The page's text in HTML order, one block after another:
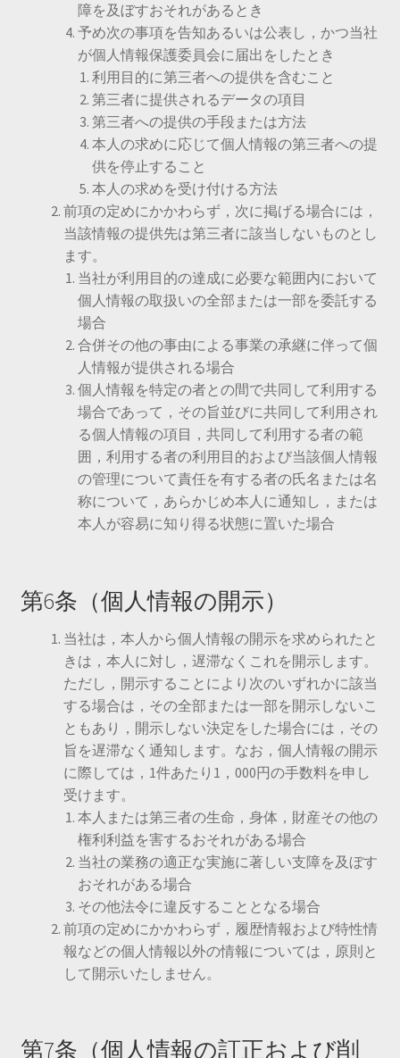
障を及ぼすおそれがあるとき
予め次の事項を告知あるいは公表し，かつ当社
が個人情報保護委員会に届出をしたとき
利用目的に第三者への提供を含むこと
第三者に提供されるデータの項目
第三者への提供の手段または方法
本人の求めに応じて個人情報の第三者への提
供を停止すること
本人の求めを受け付ける方法
前項の定めにかかわらず，次に掲げる場合には，
当該情報の提供先は第三者に該当しないものとし
ます。
当社が利用目的の達成に必要な範囲内において
個人情報の取扱いの全部または一部を委託する
場合
合併その他の事由による事業の承継に伴って個
人情報が提供される場合
個人情報を特定の者との間で共同して利用する
場合であって，その旨並びに共同して利用され
る個人情報の項目，共同して利用する者の範
囲，利用する者の利用目的および当該個人情報
の管理について責任を有する者の氏名または名
称について，あらかじめ本人に通知し，または
本人が容易に知り得る状態に置いた場合
第6条（個人情報の開示）
当社は，本人から個人情報の開示を求められたと
きは，本人に対し，遅滞なくこれを開示します。
ただし，開示することにより次のいずれかに該当
する場合は，その全部または一部を開示しないこ
ともあり，開示しない決定をした場合には，その
旨を遅滞なく通知します。なお，個人情報の開示
に際しては，1件あたり1，000円の手数料を申し
受けます。
本人または第三者の生命，身体，財産その他の
権利利益を害するおそれがある場合
当社の業務の適正な実施に著しい支障を及ぼす
おそれがある場合
その他法令に違反することとなる場合
前項の定めにかかわらず，履歴情報および特性情
報などの個人情報以外の情報については，原則と
して開示いたしません。
第7条（個人情報の訂正および削